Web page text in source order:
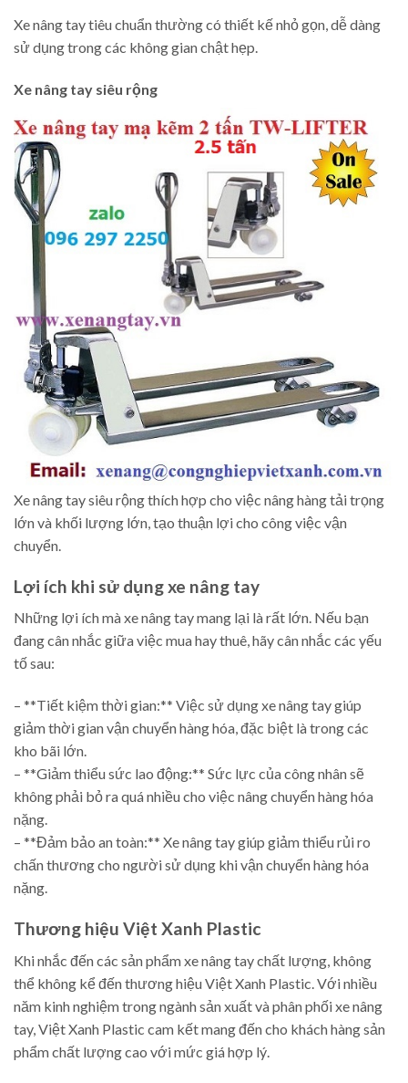
Xe nâng tay tiêu chuẩn thường có thiết kế nhỏ gọn, dễ dàng
sử dụng trong các không gian chật hẹp.
Xe nâng tay siêu rộng
Xe nâng tay siêu rộng thích hợp cho việc nâng hàng tải trọng
lớn và khối lượng lớn, tạo thuận lợi cho công việc vận
chuyển.
Lợi ích khi sử dụng xe nâng tay
Những lợi ích mà xe nâng tay mang lại là rất lớn. Nếu bạn
đang cân nhắc giữa việc mua hay thuê, hãy cân nhắc các yếu
tố sau:
– **Tiết kiệm thời gian:** Việc sử dụng xe nâng tay giúp
giảm thời gian vận chuyển hàng hóa, đặc biệt là trong các
kho bãi lớn.
– **Giảm thiểu sức lao động:** Sức lực của công nhân sẽ
không phải bỏ ra quá nhiều cho việc nâng chuyển hàng hóa
nặng.
– **Đảm bảo an toàn:** Xe nâng tay giúp giảm thiểu rủi ro
chấn thương cho người sử dụng khi vận chuyển hàng hóa
nặng.
Thương hiệu Việt Xanh Plastic
Khi nhắc đến các sản phẩm xe nâng tay chất lượng, không
thể không kể đến thương hiệu Việt Xanh Plastic. Với nhiều
năm kinh nghiệm trong ngành sản xuất và phân phối xe nâng
tay, Việt Xanh Plastic cam kết mang đến cho khách hàng sản
phẩm chất lượng cao với mức giá hợp lý.